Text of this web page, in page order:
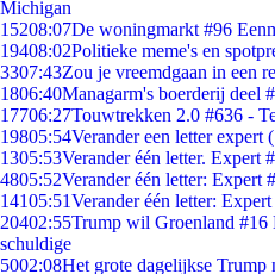
Michigan
15208:07De woningmarkt #96
19408:02Politieke meme's en
3307:43Zou je vreemdgaan in een
1806:40Managarm's boerderij deel
17706:27Touwtrekken 2.0 #636 -
19805:54Verander een letter expert
1305:53Verander één letter. Expert
4805:52Verander één letter: Expert
14105:51Verander één letter:
20402:55Trump wil Groenland #16
schuldige
5002:08Het grote dagelijkse Trump